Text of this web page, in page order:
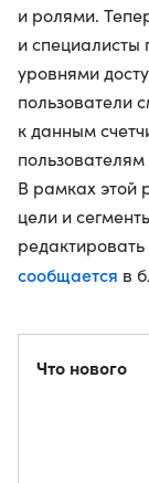
и ролями.
и специалисты
уровнями
пользователи
к данным
В рамках этой
цели и
сообщается в
Что нового